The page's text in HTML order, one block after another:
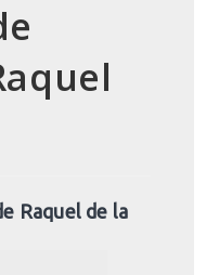
Raquel de la